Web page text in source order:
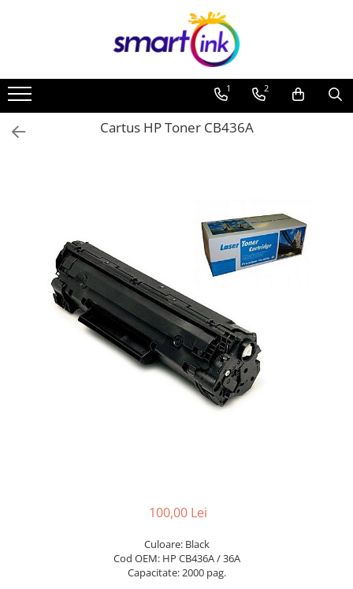
1 2
Cartus HP Toner CB436A
100,00 Lei
Culoare: Black
Cod OEM: HP CB436A / 36A
Capacitate: 2000 pag.